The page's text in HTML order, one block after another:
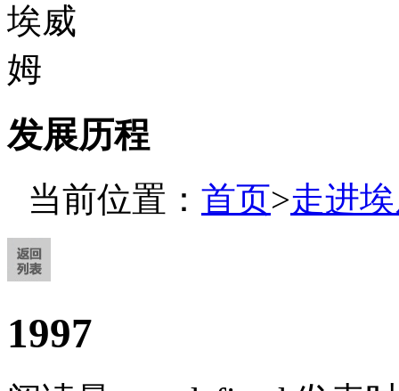
发展历程
当前位置： 首页>走进
1997